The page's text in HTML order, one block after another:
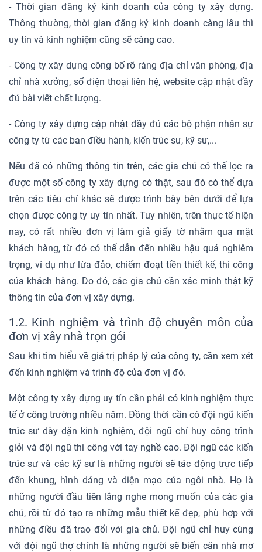
- Thời gian đăng ký kinh doanh của công ty xây dựng.
Thông thường, thời gian đăng ký kinh doanh càng lâu thì
uy tín và kinh nghiệm cũng sẽ càng cao.
- Công ty xây dựng công bố rõ ràng địa chỉ văn phòng, địa
chỉ nhà xưởng, số điện thoại liên hệ, website cập nhật đầy
đủ bài viết chất lượng.
- Công ty xây dựng cập nhật đầy đủ các bộ phận nhân sự
công ty từ các ban điều hành, kiến trúc sư, kỹ sư,...
Nếu đã có những thông tin trên, các gia chủ có thể lọc ra
được một số công ty xây dựng có thật, sau đó có thể dựa
trên các tiêu chí khác sẽ được trình bày bên dưới để lựa
chọn được công ty uy tín nhất. Tuy nhiên, trên thực tế hiện
nay, có rất nhiều đơn vị làm giả giấy tờ nhằm qua mặt
khách hàng, từ đó có thể dẫn đến nhiều hậu quả nghiêm
trọng, ví dụ như lừa đảo, chiếm đoạt tiền thiết kế, thi công
của khách hàng. Do đó, các gia chủ cần xác minh thật kỹ
thông tin của đơn vị xây dựng.
1.2. Kinh nghiệm và trình độ chuyên môn của
đơn vị xây nhà trọn gói
Sau khi tìm hiểu về giá trị pháp lý của công ty, cần xem xét
đến kinh nghiệm và trình độ của đơn vị đó.
Một công ty xây dựng uy tín cần phải có kinh nghiệm thực
tế ở công trường nhiều năm. Đồng thời cần có đội ngũ kiến
trúc sư dày dặn kinh nghiệm, đội ngũ chỉ huy công trình
giỏi và đội ngũ thi công với tay nghề cao. Đội ngũ các kiến
trúc sư và các kỹ sư là những người sẽ tác động trực tiếp
đến khung, hình dáng và diện mạo của ngôi nhà. Họ là
những người đầu tiên lắng nghe mong muốn của các gia
chủ, rồi từ đó tạo ra những mẫu thiết kế đẹp, phù hợp với
những điều đã trao đổi với gia chủ. Đội ngũ chỉ huy cùng
với đội ngũ thợ chính là những người sẽ biến căn nhà mơ